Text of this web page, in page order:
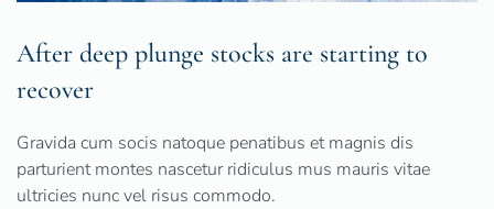
After deep plunge stocks are starting to
recover
Gravida cum socis natoque penatibus et magnis dis
parturient montes nascetur ridiculus mus mauris vitae
ultricies nunc vel risus commodo.